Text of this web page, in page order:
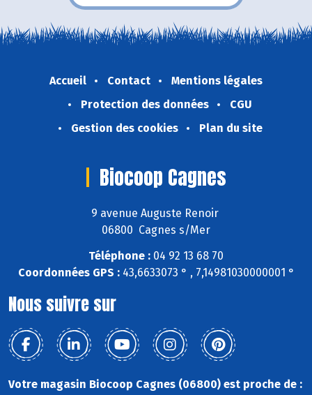
Accueil Contact
Mentions légales
Protection des données
CGU
Gestion des cookies
Plan du site
Biocoop Cagnes
9 avenue Auguste Renoir
06800 Cagnes s/Mer
Téléphone : 04 92 13 68 70
Coordonnées GPS :43,6633073 ° , 7,14981030000001 °
Nous suivre sur
Votre magasin Biocoop Cagnes (06800) est proche de :